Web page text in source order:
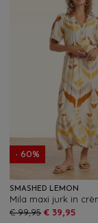
- 60%
SMASHED LEMON
€ 99,95 € 39,95